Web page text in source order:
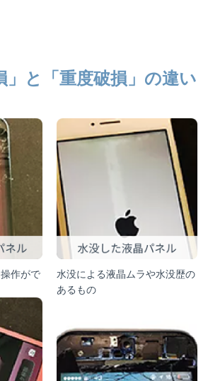
」と「重度破損」の違い
作がで
水没による液晶ムラや水没歴の
あるもの